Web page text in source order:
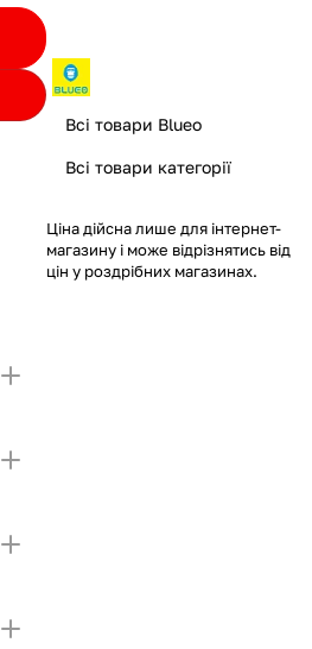
товару, невистачаючу суму
внесення першої частини платежу
Всі товари Blueo
Всі товари категорії
Ціна дійсна лише для інтернет-
магазину і може відрізнятись від
цін у роздрібних магазинах.